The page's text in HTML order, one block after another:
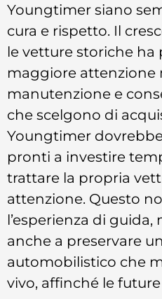
Youngtimer siano
cura e rispetto. Il
le vetture storiche ha
maggiore attenzione
manutenzione e
che scelgono di
Youngtimer
pronti a investire
trattare la propria
attenzione. Questo
l’esperienza di
anche a preservare
automobilistico che
vivo, affinché le